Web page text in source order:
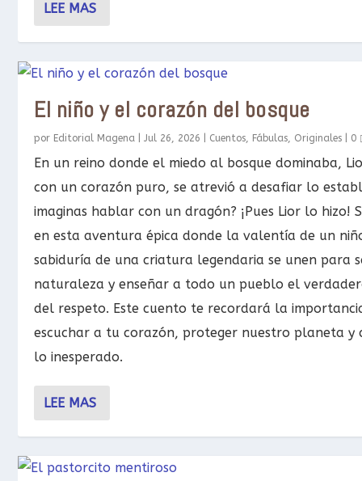
LEE MAS
El niño y el corazón del bosque
por Editorial Magena |Jul 26, 2026 Cuentos, Fábulas, Originales 0
En un reino donde el miedo al bosque dominaba,
con un corazón puro, se atrevió a desafiar lo
imaginas hablar con un dragón? ¡Pues Lior lo hizo!
en esta aventura épica donde la valentía de un
sabiduría de una criatura legendaria se unen para
naturaleza y enseñar a todo un pueblo el
del respeto. Este cuento te recordará la
escuchar a tu corazón, proteger nuestro planeta y
lo inesperado.
LEE MAS